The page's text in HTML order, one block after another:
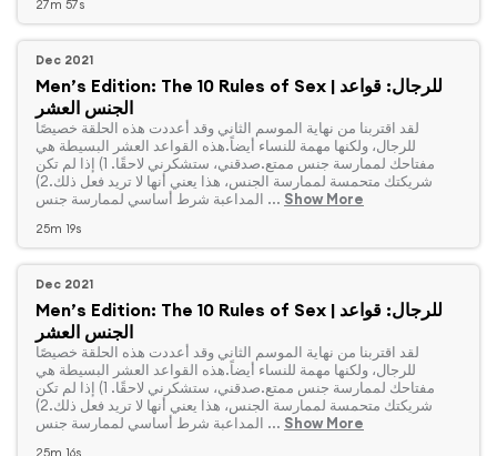
27m 57s
Dec 2021
Men’s Edition: The 10 Rules of Sex | للرجال: قواعد
الجنس العشر
‏لقد اقتربنا من نهاية الموسم الثاني وقد أعددت هذه الحلقة خصيصًا
للرجال، ولكنها مهمة للنساء أيضاً.هذه القواعد العشر البسيطة هي
مفتاحك لممارسة جنس ممتع.صدقني، ستشكرني لاحقًا. 1) إذا لم تكن
شريكتك متحمسة لممارسة الجنس، هذا يعني أنها لا تريد فعل ذلك.2)
المداعبة شرط أساسي لممارسة جنس ... Show More
25m 19s
Dec 2021
Men’s Edition: The 10 Rules of Sex | للرجال: قواعد
الجنس العشر
‏لقد اقتربنا من نهاية الموسم الثاني وقد أعددت هذه الحلقة خصيصًا
للرجال، ولكنها مهمة للنساء أيضاً.هذه القواعد العشر البسيطة هي
مفتاحك لممارسة جنس ممتع.صدقني، ستشكرني لاحقًا. 1) إذا لم تكن
شريكتك متحمسة لممارسة الجنس، هذا يعني أنها لا تريد فعل ذلك.2)
المداعبة شرط أساسي لممارسة جنس ... Show More
25m 16s